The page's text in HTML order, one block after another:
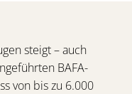
steigt – auch
BAFA-
von bis zu 6.000